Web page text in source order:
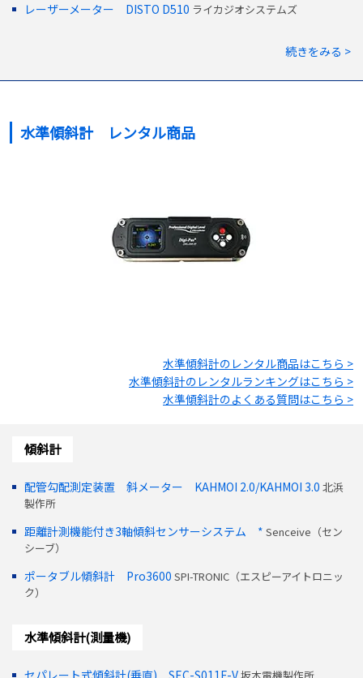
レーザーメーター DISTO D510 ライカジオシステムズ
続きをみる >
水準傾斜計 レンタル商品
水準傾斜計のレンタル商品はこちら >
水準傾斜計のレンタルランキングはこちら >
水準傾斜計のよくある質問はこちら >
傾斜計
配管勾配測定装置 斜メーター KAHMOI 2.0/KAHMOI 3.0 北浜
製作所
距離計測機能付き3軸傾斜センサーシステム * Senceive（セン
シーブ）
ポータブル傾斜計 Pro3600 SPI-TRONIC（エスピーアイトロニッ
ク）
水準傾斜計(測量機)